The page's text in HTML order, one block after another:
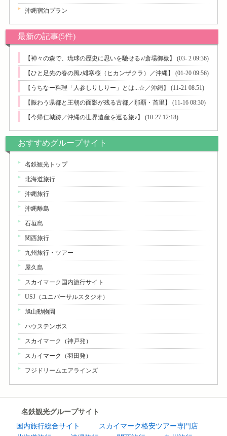
沖縄宿泊プラン
最新の記事(5件)
【神々の森で、琉球の歴史に思いを馳せる♪/斎場御嶽】 (03- 2 09:36)
【ひと足先の春の風♪緋寒桜（ヒカンザクラ）／沖縄】 (01-20 09:56)
【うちなー料理「人参しりしりー」とは...☆／沖縄】 (11-21 08:51)
【賑わう県都と王朝の面影が残る古都／那覇・首里】 (11-16 08:30)
【今帰仁城跡／沖縄の世界遺産を巡る旅♪】 (10-27 12:18)
おすすめグループサイト
名鉄観光トップ
北海道旅行
沖縄旅行
沖縄離島
石垣島
関西旅行
九州旅行・ツアー
屋久島
スカイマーク国内旅行サイト
USJ（ユニバーサルスタジオ）
旭山動物園
ハウステンボス
スカイマーク（神戸発）
スカイマーク（羽田発）
フジドリームエアラインズ
名鉄観光グループサイト
国内旅行総合サイト
スカイマーク格安ツアー専門店